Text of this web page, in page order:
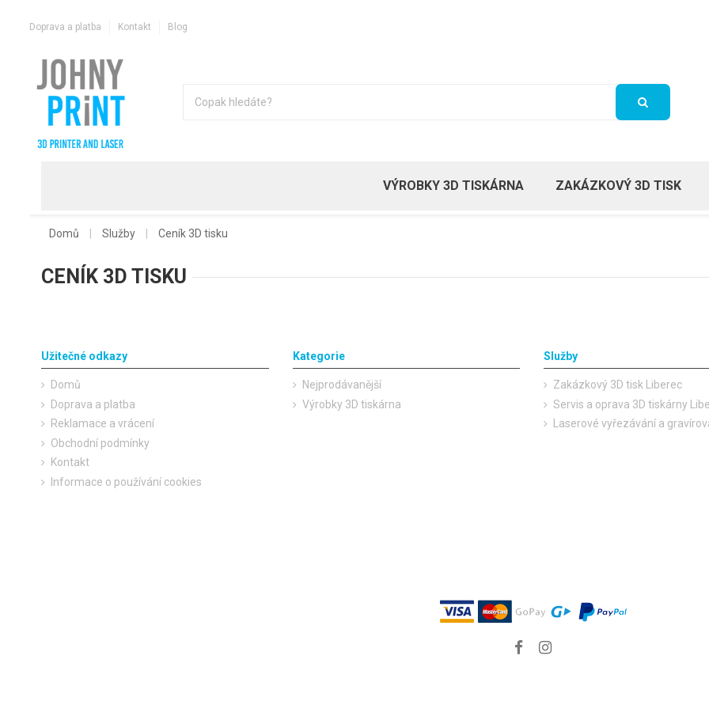
Doprava a platba Kontakt Blog
VÝROBKY 3D TISKÁRNA ZAKÁZKOVÝ 3D TISK
Domů Služby Ceník 3D tisku
CENÍK 3D TISKU
Užitečné odkazy
Domů
Doprava a platba
Reklamace a vrácení
Obchodní podmínky
Kontakt
Informace o používání cookies
Kategorie
Nejprodávanější
Výrobky 3D tiskárna
Služby
Zakázkový 3D tisk Liberec
Servis a oprava 3D tiskárny
Laserové vyřezávání a